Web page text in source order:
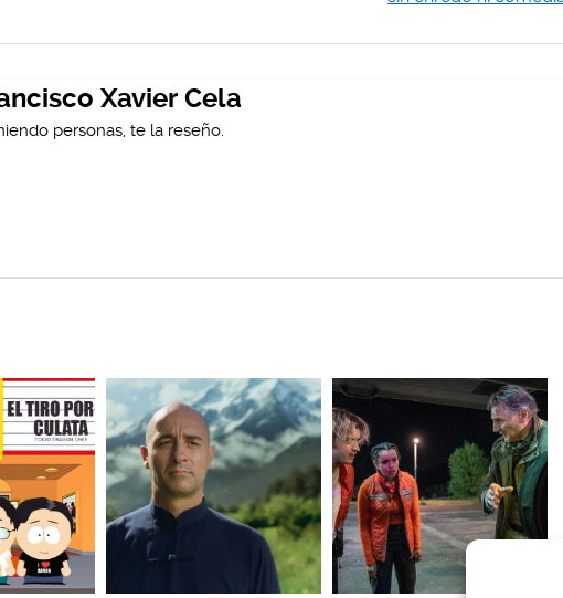
Xavier Cela
personas, te la reseño.